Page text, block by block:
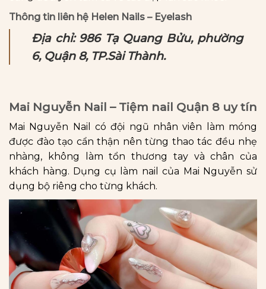
Thông tin liên hệ Helen Nails – Eyelash
Địa chỉ: 986 Tạ Quang Bửu, phường
6, Quận 8, TP.Sài Thành.
Mai Nguyễn Nail – Tiệm nail Quận 8 uy tín
Mai Nguyễn Nail có đội ngũ nhân viên làm móng
được đào tạo cẩn thận nên từng thao tác đều nhẹ
nhàng, không làm tổn thương tay và chân của
khách hàng. Dụng cụ làm nail của Mai Nguyễn sử
dụng bộ riêng cho từng khách.